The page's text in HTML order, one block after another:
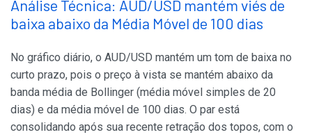
Análise Técnica: AUD/USD mantém viés de
baixa abaixo da Média Móvel de 100 dias
No gráfico diário, o AUD/USD mantém um tom de baixa no
curto prazo, pois o preço à vista se mantém abaixo da
banda média de Bollinger (média móvel simples de 20
dias) e da média móvel de 100 dias. O par está
consolidando após sua recente retração dos topos, com o